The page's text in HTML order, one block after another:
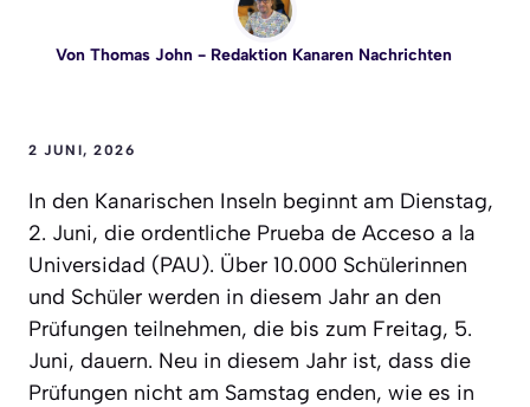
Von Thomas John- Redaktion Kanaren Nachrichten
2 JUNI, 2026
In den Kanarischen Inseln beginnt am Dienstag,
2. Juni, die ordentliche Prueba de Acceso a la
Universidad (PAU). Über 10.000 Schülerinnen
und Schüler werden in diesem Jahr an den
Prüfungen teilnehmen, die bis zum Freitag, 5.
Juni, dauern. Neu in diesem Jahr ist, dass die
Prüfungen nicht am Samstag enden, wie es in